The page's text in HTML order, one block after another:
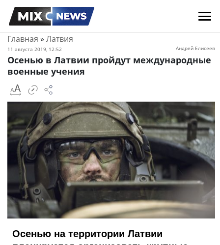
Главная » Латвия
11 августа 2019, 12:52 Андрей Елисеев
Осенью в Латвии пройдут международные
военные учения
Осенью на территории Латвии